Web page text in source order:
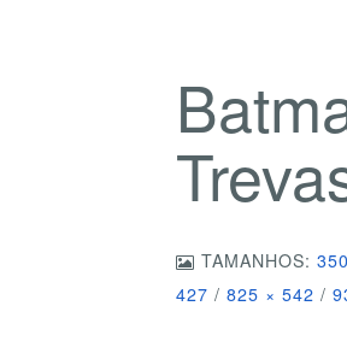
TAMANHOS:
427 / 825 × 542 /